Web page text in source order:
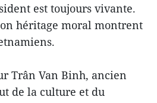
est toujours vivante.
héritage moral montrent
Trân Van Binh, ancien
de la culture et du